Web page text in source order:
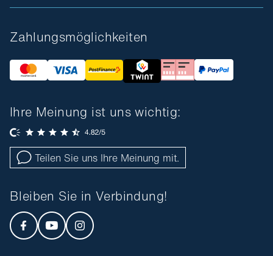
Zahlungsmöglichkeiten
Ihre Meinung ist uns wichtig:
Teilen Sie uns Ihre Meinung mit.
Bleiben Sie in Verbindung!